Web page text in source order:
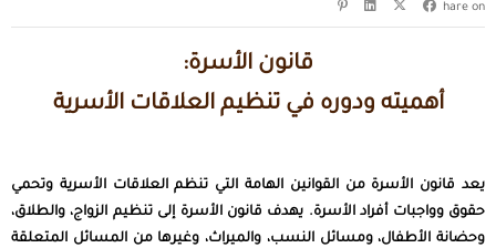
hare on
قانون الأسرة:
أهميته ودوره في تنظيم العلاقات الأسرية
يعد قانون الأسرة من القوانين الهامة التي تنظم العلاقات الأسرية وتحمي
حقوق وواجبات أفراد الأسرة. يهدف قانون الأسرة إلى تنظيم الزواج، والطلاق،
وحضانة الأطفال، ومسائل النسب، والميراث، وغيرها من المسائل المتعلقة